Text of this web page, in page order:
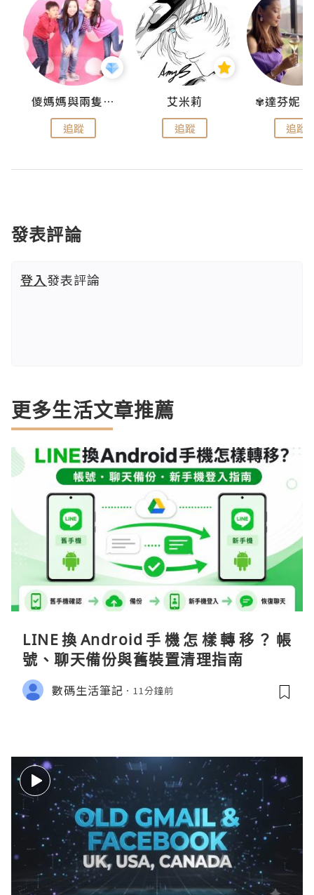
儍媽媽與兩隻小魔怪之家
追蹤
艾米莉
追蹤 追蹤
發表評論
登入發表評論
更多生活文章推薦
LINE換Android手機怎樣轉移？帳
號、聊天備份與舊裝置清理指南
數碼生活筆記 11分鐘前